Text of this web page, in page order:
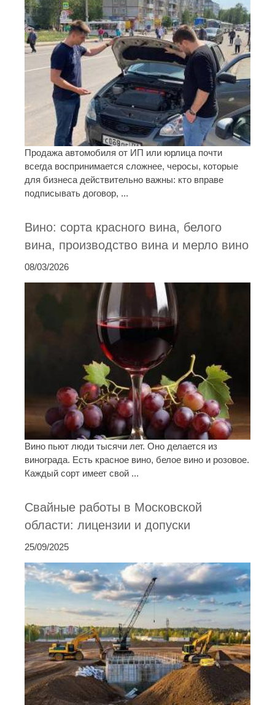
Продажа автомобиля от ИП или юрлица почти
всегда воспринимается сложнее, черосы, которые
для бизнеса действительно важны: кто вправе
подписывать договор, ...
Вино: сорта красного вина, белого
вина, производство вина и мерло вино
08/03/2026
Вино пьют люди тысячи лет. Оно делается из
винограда. Есть красное вино, белое вино и розовое.
Каждый сорт имеет свой ...
Свайные работы в Московской
области: лицензии и допуски
25/09/2025